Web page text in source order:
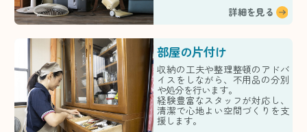
詳細を見る
部屋の片付け
収納の工夫や整理整頓のアドバ
イスをしながら、不用品の分別
や処分を行います。
経験豊富なスタッフが対応し、
清潔で心地よい空間づくりを支
援します。